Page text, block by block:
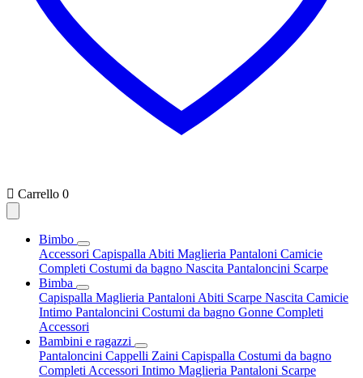
 Carrello 0
Bimbo
Accessori Capispalla Abiti Maglieria Pantaloni Camicie
Completi Costumi da bagno Nascita Pantaloncini Scarpe
Bimba
Capispalla Maglieria Pantaloni Abiti Scarpe Nascita Camicie
Intimo Pantaloncini Costumi da bagno Gonne Completi
Accessori
Bambini e ragazzi
Pantaloncini Cappelli Zaini Capispalla Costumi da bagno
Completi Accessori Intimo Maglieria Pantaloni Scarpe